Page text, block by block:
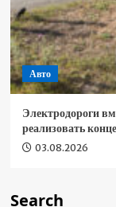
Авто
Электродороги
реализовать
03.08.2026
Search